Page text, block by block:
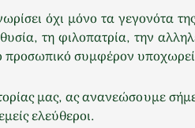
όχι μόνο τα
τη φιλοπατρία, την
προσωπικό συμφέρον
μας, ας ανανεώσουμε
ελεύθεροι.